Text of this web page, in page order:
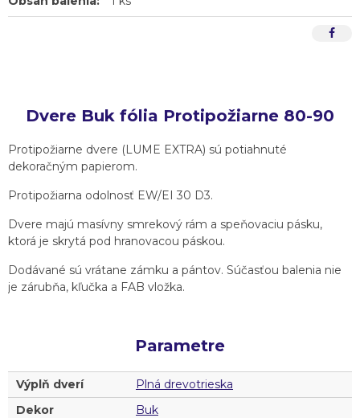
Dvere Buk fólia Protipožiarne 80-90
Protipožiarne dvere (LUME EXTRA) sú potiahnuté
dekoračným papierom.
Protipožiarna odolnosť EW/EI 30 D3.
Dvere majú masívny smrekový rám a speňovaciu pásku,
ktorá je skrytá pod hranovacou páskou.
Dodávané sú vrátane zámku a pántov. Súčasťou balenia nie
je zárubňa, kľučka a FAB vložka.
Parametre
Výplň dverí
Plná drevotrieska
Dekor
Buk